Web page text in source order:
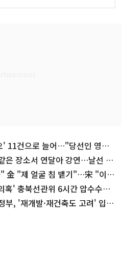
' 11건으로 늘어…"당선인 영향
은 장소서 연달아 강연…날선 공
金 "제 얼굴 침 뱉기"…宋 "이인
혹' 충북선관위 6시간 압수수색
, '재개발·재건축도 고려' 입장